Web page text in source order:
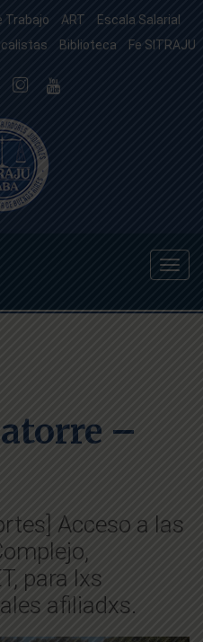
Trabajo ART
Escala Salarial
Biblioteca Fe SITRAJU
–
Acceso a las
para lxs
afiliadxs.